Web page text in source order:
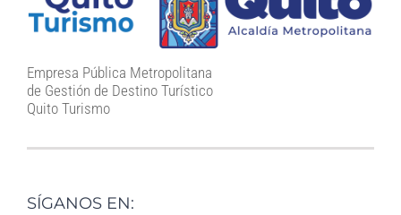
Empresa Pública Metropolitana
de Gestión de Destino Turístico
Quito Turismo
SÍGANOS EN: